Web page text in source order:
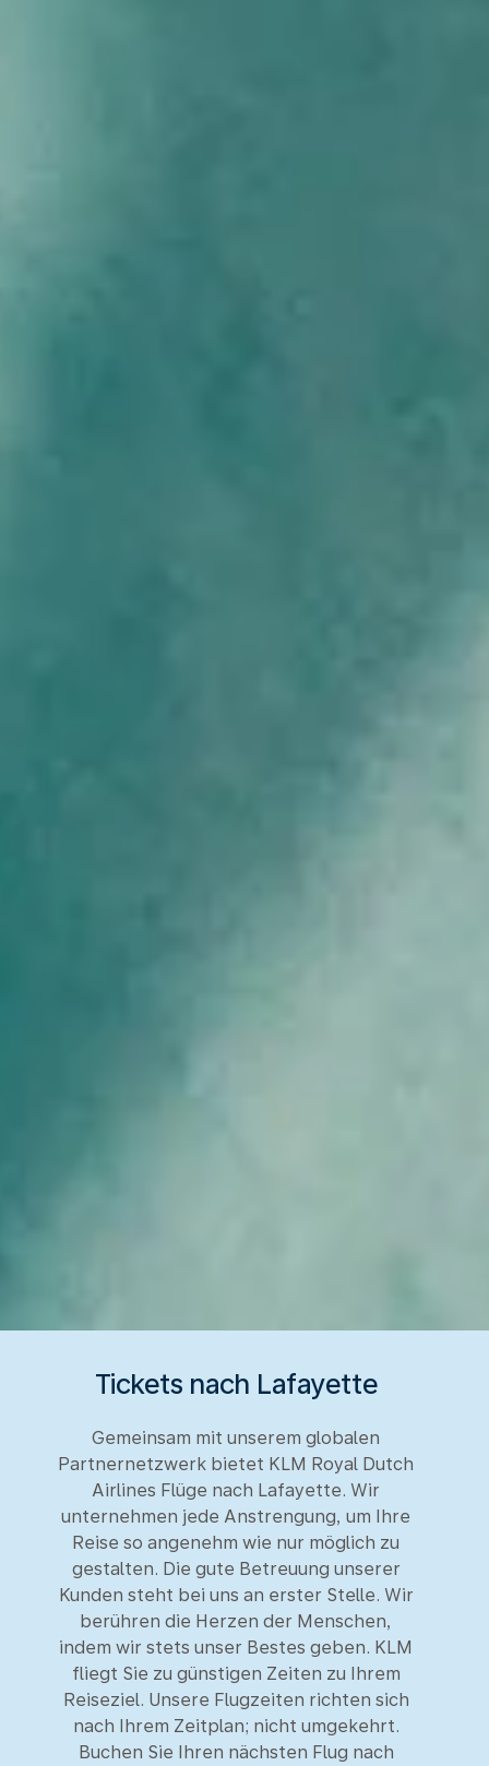
Tickets nach Lafayette
Gemeinsam mit unserem globalen
Partnernetzwerk bietet KLM Royal Dutch
Airlines Flüge nach Lafayette. Wir
unternehmen jede Anstrengung, um Ihre
Reise so angenehm wie nur möglich zu
gestalten. Die gute Betreuung unserer
Kunden steht bei uns an erster Stelle. Wir
berühren die Herzen der Menschen,
indem wir stets unser Bestes geben. KLM
fliegt Sie zu günstigen Zeiten zu Ihrem
Reiseziel. Unsere Flugzeiten richten sich
nach Ihrem Zeitplan; nicht umgekehrt.
Buchen Sie Ihren nächsten Flug nach